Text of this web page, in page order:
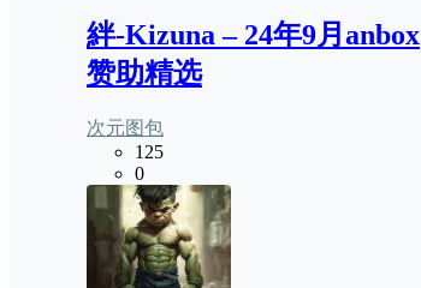
絆-Kizuna – 24年9月anbox
赞助精选
次元图包
125
0